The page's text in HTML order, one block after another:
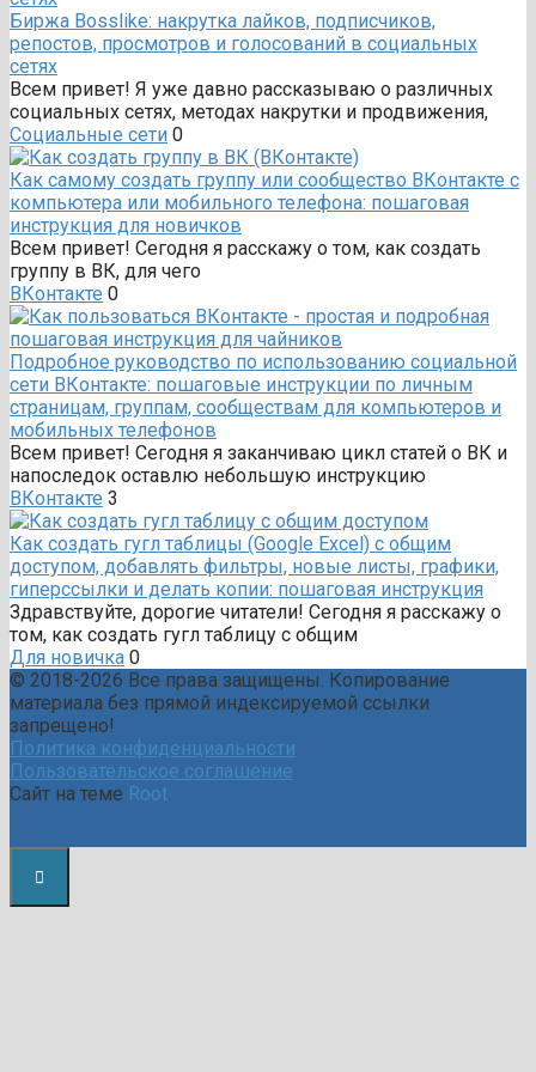
Биржа Bosslike: накрутка лайков, подписчиков,
репостов, просмотров и голосований в социальных
сетях
Всем привет! Я уже давно рассказываю о различных
социальных сетях, методах накрутки и продвижения,
Социальные сети 0
Как самому создать группу или сообщество ВКонтакте с
компьютера или мобильного телефона: пошаговая
инструкция для новичков
Всем привет! Сегодня я расскажу о том, как создать
группу в ВК, для чего
ВКонтакте 0
Подробное руководство по использованию социальной
сети ВКонтакте: пошаговые инструкции по личным
страницам, группам, сообществам для компьютеров и
мобильных телефонов
Всем привет! Сегодня я заканчиваю цикл статей о ВК и
напоследок оставлю небольшую инструкцию
ВКонтакте 3
Как создать гугл таблицы (Google Excel) с общим
доступом, добавлять фильтры, новые листы, графики,
гиперссылки и делать копии: пошаговая инструкция
Здравствуйте, дорогие читатели! Сегодня я расскажу о
том, как создать гугл таблицу с общим
Для новичка 0
© 2018-2026 Все права защищены. Копирование
материала без прямой индексируемой ссылки
запрещено!
Политика конфиденциальности
Пользовательское соглашение
Сайт на теме Root